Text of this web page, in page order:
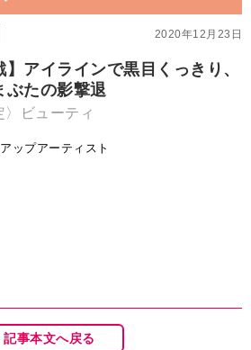
2020年12月23日
】アイラインで黒目くっきり、
ぶたの影撃退
ビューティ
ップアーティスト
記事本文へ戻る